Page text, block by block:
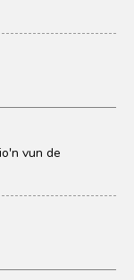
vun de